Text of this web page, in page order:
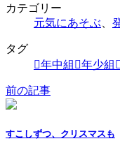
カテゴリー
元気にあそぶ
タグ
年中組
年少組
前の記事
すこしずつ、クリスマスも